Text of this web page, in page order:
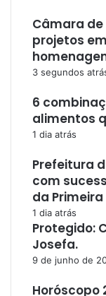
Câmara
projetos
3 segundos
6
alimentos
1 dia atrás
Prefeitura
com
da
1 dia atrás
Protegido:
Josefa.
9 de junho de
Horóscopo